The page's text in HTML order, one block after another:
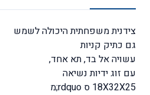
צידנית משפחתית היכולה לשמש
גם כתיק קניות
עשויה אל בד, תא אחד,
עם זוג ידיות נשיאה
18X32X25 ס rdquo;מ